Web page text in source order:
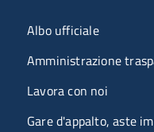
MenuAlbo ufficiale
Amministrazione
Lavora con noi
Gare d'appalto, aste